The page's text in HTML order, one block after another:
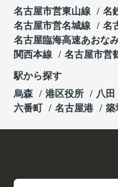
名古屋市営東山線
名
名古屋市営名城線
名
名古屋臨海高速あおな
関西本線
名古屋市営
駅から探す
烏森
港区役所 八田
六番町
名古屋港 築